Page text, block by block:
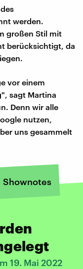
werden.
großen Stil mit
berücksichtigt, da
vor einem
sagt Martina
Denn wir alle
nutzen,
uns gesammelt
Shownotes
19. Mai 2022